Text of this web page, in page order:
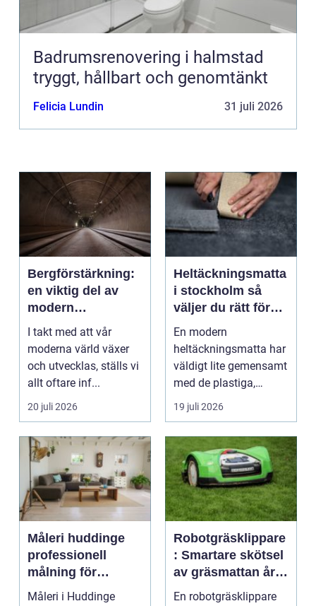
Badrumsrenovering i halmstad
tryggt, hållbart och genomtänkt
Felicia Lundin 31 juli 2026
Bergförstärkning:
en viktig del av
modern
infrastruktur
I takt med att vår
moderna värld växer
och utvecklas, ställs vi
allt oftare inf...
20 juli 2026
Heltäckningsmatta
i stockholm så
väljer du rätt för
hem och kontor
En modern
heltäckningsmatta har
väldigt lite gemensamt
med de plastiga,
svårstädade
varianterna mång...
19 juli 2026
Måleri huddinge
professionell
målning för
hållbara resultat
Måleri i Huddinge
Robotgräsklippare
: Smartare skötsel
av gräsmattan året
runt
En robotgräsklippare